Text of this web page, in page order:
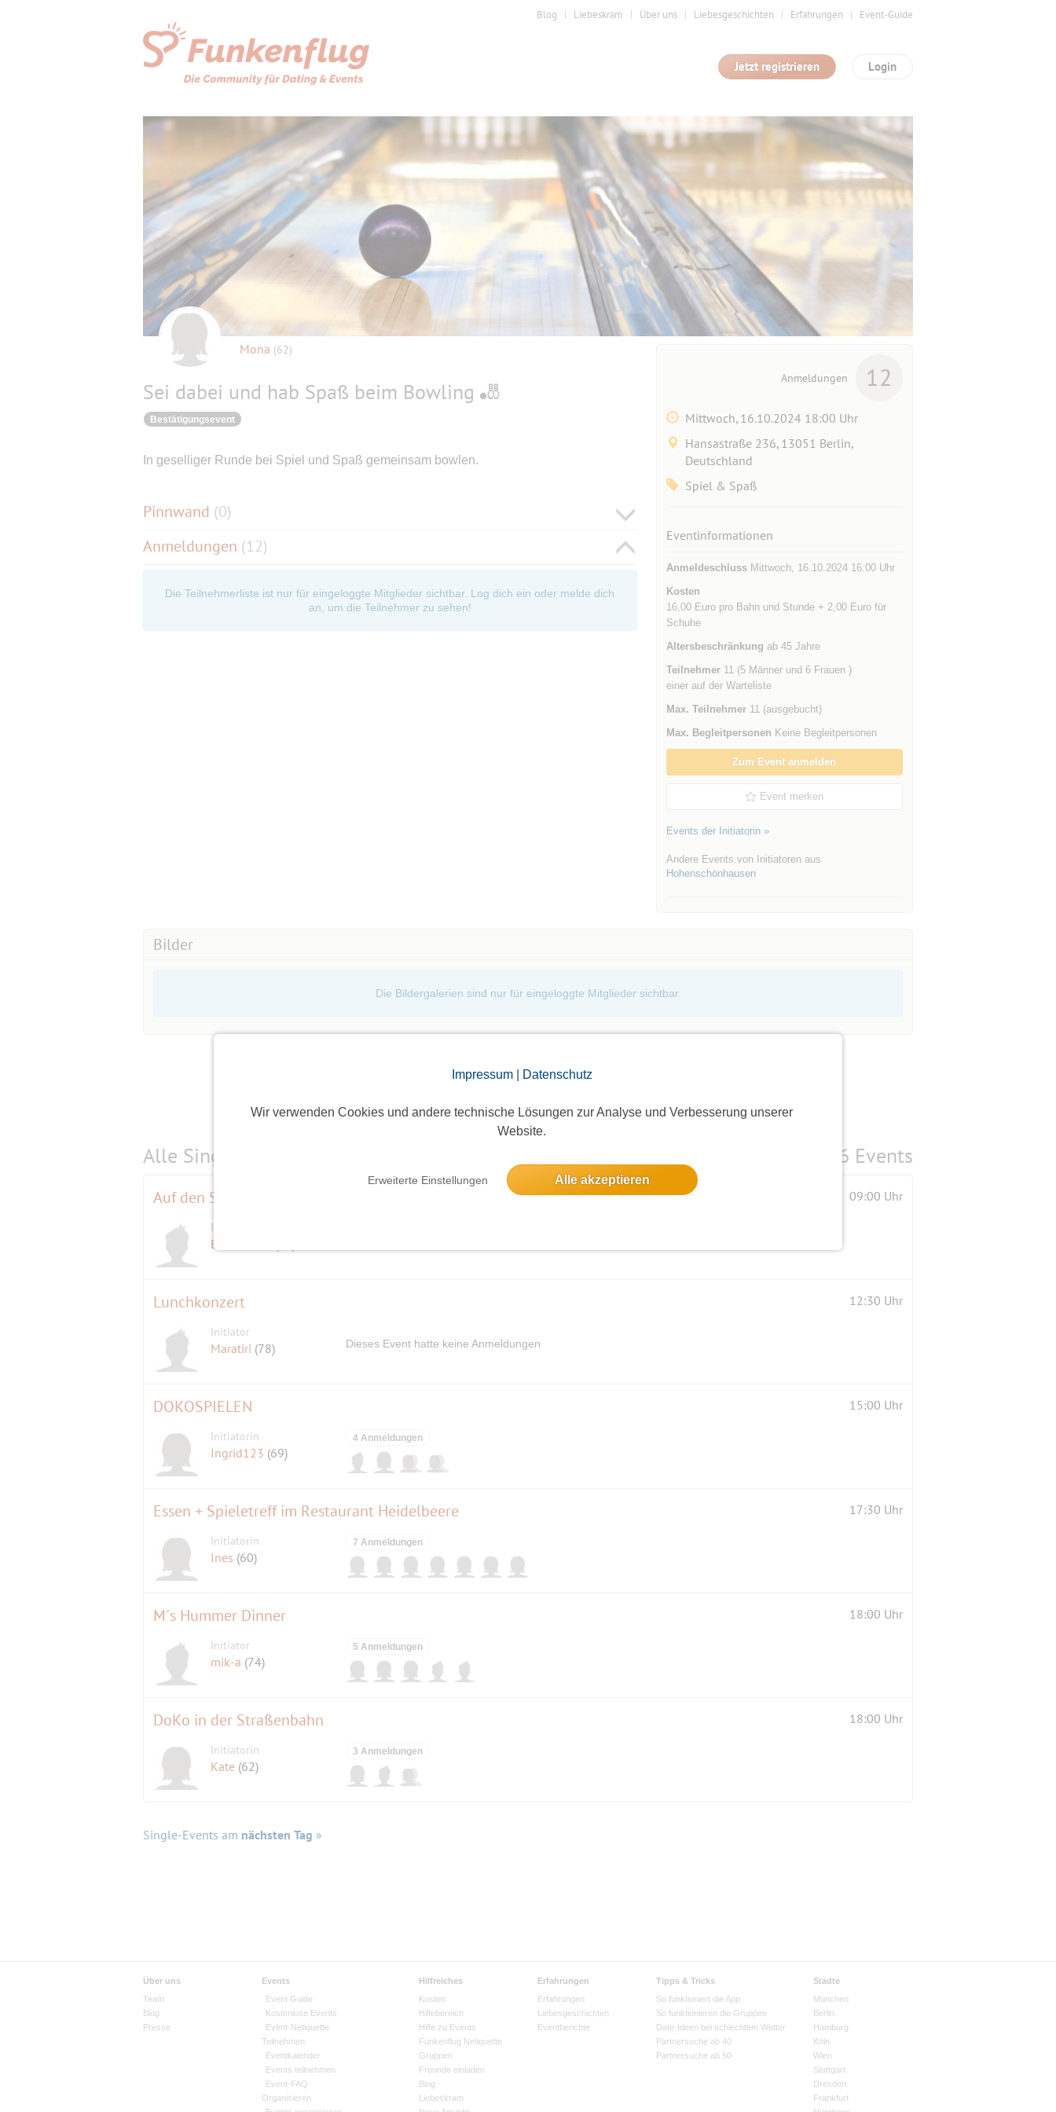
Impressum| Datenschutz
Wir verwenden Cookies und andere technische Lösungen zur Analyse und Verbesserung unserer
Website.
Erweiterte Einstellungen Alle akzeptieren
Blog Liebeskram Über uns Liebesgeschichten Erfahrungen Event-Guide
Login
Jetzt registrieren
Mona (62)
Sei dabei und hab Spaß beim Bowling 🎳
Bestätigungsevent
In geselliger Runde bei Spiel und Spaß gemeinsam bowlen.
Pinnwand (0)
Anmeldungen (12)
Die Teilnehmerliste ist nur für eingeloggte Mitglieder sichtbar. Log dich ein oder melde dich
an, um die Teilnehmer zu sehen!
Anmeldungen 12
Mittwoch, 16.10.2024 18:00 Uhr
Hansastraße 236, 13051 Berlin,
Deutschland
Spiel & Spaß
Eventinformationen
AnmeldeschlussMittwoch, 16.10.2024 16:00 Uhr
Kosten
16,00 Euro pro Bahn und Stunde + 2,00 Euro für
Schuhe
Altersbeschränkung ab 45 Jahre
Teilnehmer11 (5 Männer und 6 Frauen )
einer auf der Warteliste
Max. Teilnehmer11 (ausgebucht)
Max. Begleitpersonen Keine Begleitpersonen
Zum Event anmelden
Event merken
Events der Initiatorin »
Andere Events von Initiatoren aus
Hohenschönhausen
Bilder
Die Bildergalerien sind nur für eingeloggte Mitglieder sichtbar.
Alle Single-Events am 6 Events
Auf den Spuren der vorletzten Ostreiter 09:00 Uhr
Initiator
Eichenblatt
Lunchkonzert 12:30 Uhr
Initiator
Maratiri (78) Dieses Event hatte keine Anmeldungen
DOKOSPIELEN 15:00 Uhr
Initiatorin
Ingrid123 (69)
4 Anmeldungen
Essen + Spieletreff im Restaurant Heidelbeere 17:30 Uhr
Initiatorin
Ines (60)
7 Anmeldungen
M´s Hummer Dinner 18:00 Uhr
Initiator
mik-a (74)
5 Anmeldungen
DoKo in der Straßenbahn 18:00 Uhr
Initiatorin
Kate (62)
3 Anmeldungen
Single-Events am nächsten Tag »
Über uns
Team
Blog
Presse
Events
Event Guide
Kostenlose Events
Event-Netiquette
Teilnehmen
Eventkalender
Events teilnehmen
Event-FAQ
Organisieren
Hilfreiches
Kosten
Hilfebereich
Hilfe zu Events
Funkenflug Netiquette
Gruppen
Freunde einladen
Blog
Liebeskram
Erfahrungen
Erfahrungen
Liebesgeschichten
Eventberichte
Tipps & Tricks
So funktioniert die App
So funktionieren die Gruppen
Date-Ideen bei schlechtem Wetter
Partnersuche ab 40
Partnersuche ab 50
Städte
München
Berlin
Hamburg
Köln
Wien
Stuttgart
Dresden
Frankfurt